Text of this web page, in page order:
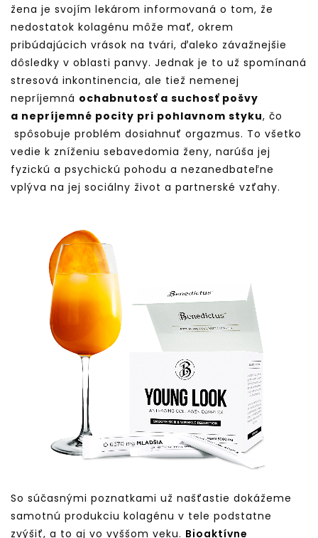
žena je svojím lekárom informovaná o tom, že
nedostatok kolagénu môže mať, okrem
pribúdajúcich vrások na tvári, ďaleko závažnejšie
dôsledky v oblasti panvy. Jednak je to už spomínaná
stresová inkontinencia, ale tiež nemenej
nepríjemná ochabnutosť a suchosť pošvy
a nepríjemné pocity pri pohlavnom styku, čo
spôsobuje problém dosiahnuť orgazmus. To všetko
vedie k zníženiu sebavedomia ženy, narúša jej
fyzickú a psychickú pohodu a nezanedbateľne
vplýva na jej sociálny život a partnerské vzťahy.
So súčasnými poznatkami už našťastie dokážeme
samotnú produkciu kolagénu v tele podstatne
zvýšiť, a to aj vo vyššom veku. Bioaktívne